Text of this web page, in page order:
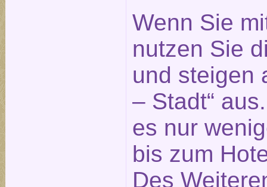
Wenn Sie
nutzen Sie
und steigen
– Stadt“
es nur
bis zum
Des